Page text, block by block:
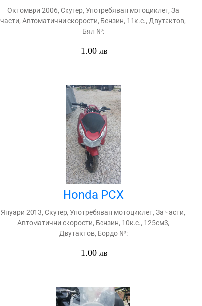
Октомври 2006, Скутер, Употребяван мотоциклет, За
части, Автоматични скорости, Бензин, 11к.с., Двутактов,
Бял №:
1.00 лв
Honda PCX
Януари 2013, Скутер, Употребяван мотоциклет, За части,
Автоматични скорости, Бензин, 10к.с., 125см3,
Двутактов, Бордо №:
1.00 лв